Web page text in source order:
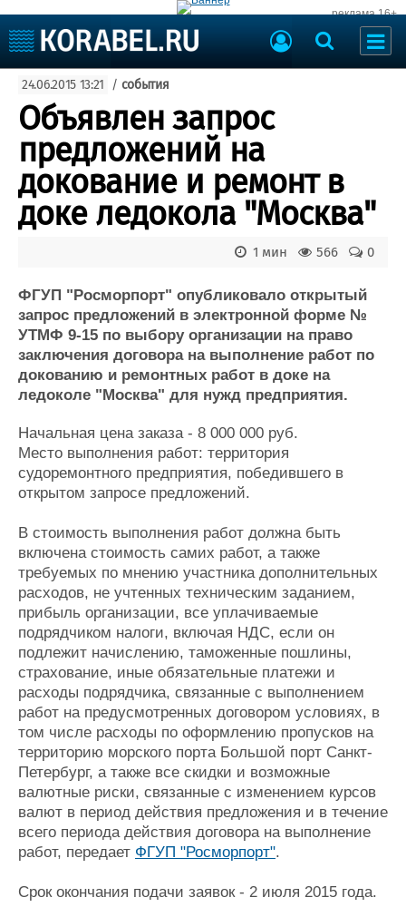
реклама 16+
Судоходство
Судоремонт
События
Порты
Рыболовство
ВМФ
Образование
Яхты и катера
Еще
Пульс
Новости
Компании
Репутация
Работа
Крюинг
Реклама
Доска объявлений
Продажа флота
Оборудование
Изделия
Материалы
Услуги
Конференции
Личности
Словарь
Флот
Форум
Отзывы
Все службы
24.06.2015 13:21 / события
Объявлен запрос
предложений на
докование и ремонт в
доке ледокола "Москва"
0
566
1 мин
ФГУП "Росморпорт" опубликовало открытый
запрос предложений в электронной форме №
УТМФ 9-15 по выбору организации на право
заключения договора на выполнение работ по
докованию и ремонтных работ в доке на
ледоколе "Москва" для нужд предприятия.
Начальная цена заказа - 8 000 000 руб.
Место выполнения работ: территория
судоремонтного предприятия, победившего в
открытом запросе предложений.
В стоимость выполнения работ должна быть
включена стоимость самих работ, а также
требуемых по мнению участника дополнительных
расходов, не учтенных техническим заданием,
прибыль организации, все уплачиваемые
подрядчиком налоги, включая НДС, если он
подлежит начислению, таможенные пошлины,
страхование, иные обязательные платежи и
расходы подрядчика, связанные с выполнением
работ на предусмотренных договором условиях, в
том числе расходы по оформлению пропусков на
территорию морского порта Большой порт Санкт-
Петербург, а также все скидки и возможные
валютные риски, связанные с изменением курсов
валют в период действия предложения и в течение
всего периода действия договора на выполнение
работ, передает ФГУП "Росморпорт".
Срок окончания подачи заявок - 2 июля 2015 года.